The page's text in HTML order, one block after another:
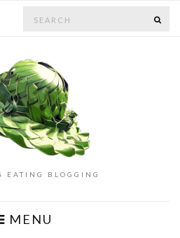
for:
EATING BLOGGING
MENU